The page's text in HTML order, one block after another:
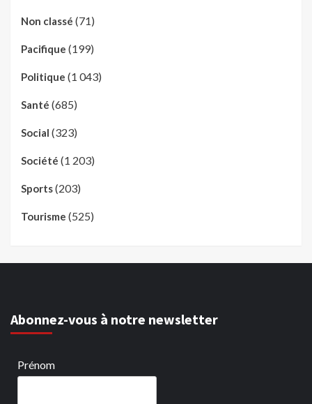
Non classé (71)
Pacifique (199)
Politique (1 043)
Santé (685)
Social (323)
Société (1 203)
Sports(203)
Tourisme (525)
Abonnez-vous à notre newsletter
Prénom